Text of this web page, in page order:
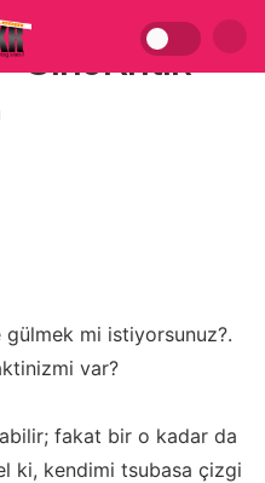
SineKritik
mi istiyorsunuz?.
var?
fakat bir o kadar da
ki, kendimi tsubasa çizgi